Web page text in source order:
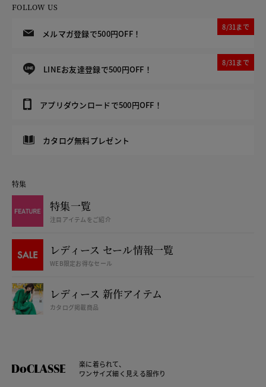
FOLLOW US
メルマガ登録で500円OFF！
8/31まで
LINEお友達登録で500円OFF！
8/31まで
アプリダウンロードで500円OFF！
カタログ無料プレゼント
特集
特集一覧
注目アイテムをご紹介
レディース セール情報一覧
WEB限定お得なセール
レディース 新作アイテム
カタログ掲載商品
楽に着られて、
ワンサイズ細く見える服作り